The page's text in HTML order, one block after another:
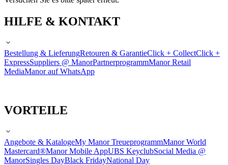
HILFE & KONTAKT
Bestellung & LieferungRetouren & GarantieClick + CollectClick +
ExpressSuppliers @ ManorPartnerprogrammManor Retail
MediaManor auf WhatsApp
VORTEILE
Angebote & KatalogeMy Manor TreueprogrammManor World
Mastercard®Manor Mobile AppUBS KeyclubSocial Media @
ManorSingles DayBlack FridayNational Day